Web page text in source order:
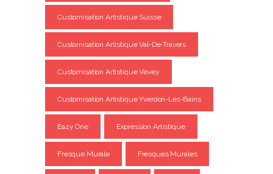
Customisation Artistique Suisse
Customisation Artistique Val-De-Travers
Customisation Artistique Vevey
Customisation Artistique Yverdon-Les-Bains
Eazy One Expression Artistique
Fresque Murale Fresques Murales